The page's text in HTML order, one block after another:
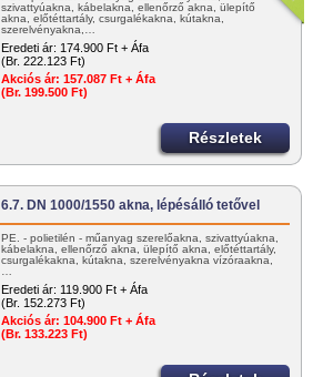
szivattyúakna, kábelakna, ellenőrző akna, ülepítő
akna, előtéttartály, csurgalékakna, kútakna,
szerelvényakna,…
Eredeti ár: 174.900 Ft + Áfa
(Br. 222.123 Ft)
Akciós ár: 157.087 Ft + Áfa
(Br. 199.500 Ft)
Részletek
6.7. DN 1000/1550 akna, lépésálló tetővel
PE. - polietilén - műanyag szerelőakna, szivattyúakna,
kábelakna, ellenőrző akna, ülepítő akna, előtéttartály,
csurgalékakna, kútakna, szerelvényakna vízóraakna,
…
Eredeti ár: 119.900 Ft + Áfa
(Br. 152.273 Ft)
Akciós ár: 104.900 Ft + Áfa
(Br. 133.223 Ft)